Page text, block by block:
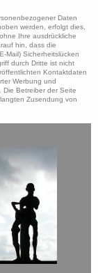
Daten
werden, erfolgt dies,
Ihre ausdrückliche
hin, dass die
Mail) Sicherheitslücken
durch Dritte ist nicht
Kontaktdaten
Werbung und
Die Betreiber der Seite
Zusendung von